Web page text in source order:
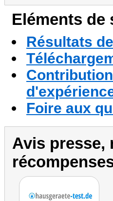
Eléments
Résultats
Foire aux
Avis presse,